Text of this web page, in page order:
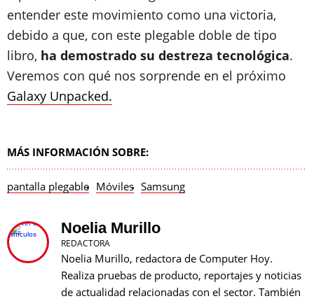
entender este movimiento como una victoria,
debido a que, con este plegable doble de tipo
libro, ha demostrado su destreza tecnológica.
Veremos con qué nos sorprende en el próximo
Galaxy Unpacked.
MÁS INFORMACIÓN SOBRE:
pantalla plegable Móviles Samsung
Noelia Murillo
REDACTORA
Noelia Murillo, redactora de Computer Hoy.
Realiza pruebas de producto, reportajes y noticias
de actualidad relacionadas con el sector. También